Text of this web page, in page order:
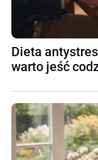
Dieta
warto jeść